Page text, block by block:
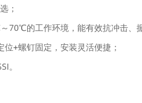
；
70℃的工作环境，能有效抗冲击、
+螺钉固定，安装灵活便捷；
。